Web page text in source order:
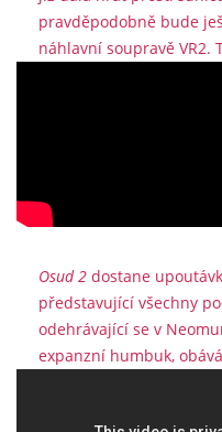
pravděpodobně bude
náhlavní soupravě VR2.
Osud 2 dostane
představující všechny
odehrávající se v
expanzní humbuk,